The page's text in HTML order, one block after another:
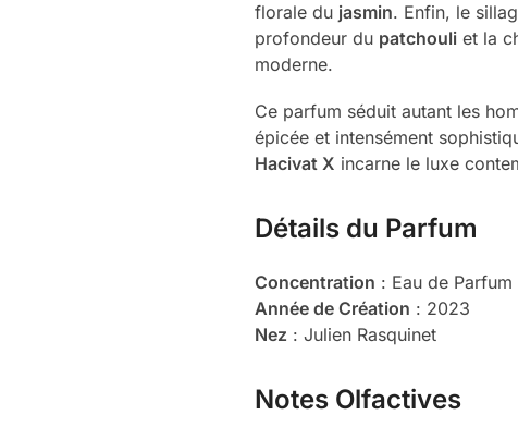
florale du jasmin. Enfin, le
profondeur du patchouliet la
moderne.
Ce parfum séduit autant les
épicée et intensément
Hacivat X incarne le luxe
Détails du Parfum
Concentration : Eau de Parfum
Année de Création : 2023
Nez : Julien Rasquinet
Notes Olfactives